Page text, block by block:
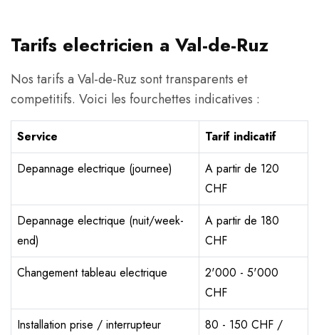
Tarifs electricien a Val-de-Ruz
Nos tarifs a Val-de-Ruz sont transparents et
competitifs. Voici les fourchettes indicatives :
Service
Tarif indicatif
Depannage electrique (journee)
A partir de 120
CHF
Depannage electrique (nuit/week-
end)
A partir de 180
CHF
Changement tableau electrique
2'000 - 5'000
CHF
Installation prise / interrupteur
80 - 150 CHF /